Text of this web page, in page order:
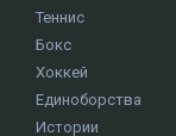
Теннис
Бокс
Хоккей
Единоборства
Истории